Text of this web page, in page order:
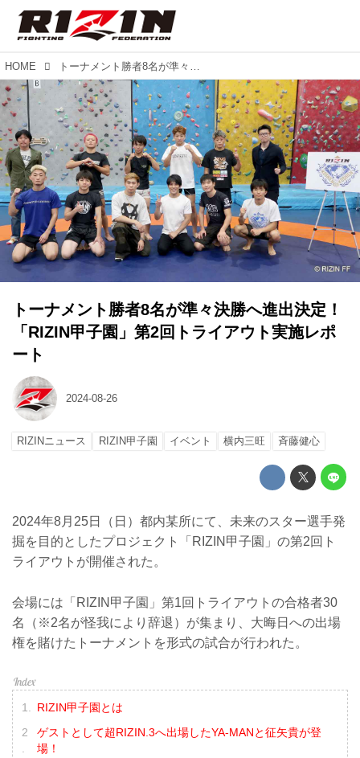
HOME トーナメント勝者8名が準々決勝へ進出決定！「RIZIN甲子園」第2回トライアウト実施レポート
トーナメント勝者8名が準々決勝へ進出決定！
「RIZIN甲子園」第2回トライアウト実施レポ
ート
2024-08-26
RIZINニュース RIZIN甲子園 イベント 横内三旺 ⻫藤健心
2024年8月25日（日）都内某所にて、未来のスター選手発
掘を目的としたプロジェクト「RIZIN甲子園」の第2回ト
ライアウトが開催された。
会場には「RIZIN甲子園」第1回トライアウトの合格者30
名（※2名が怪我により辞退）が集まり、大晦日への出場
権を賭けたトーナメントを形式の試合が行われた。
RIZIN甲子園とは
ゲストとして超RIZIN.3へ出場したYA-MANと征矢貴が登
場！